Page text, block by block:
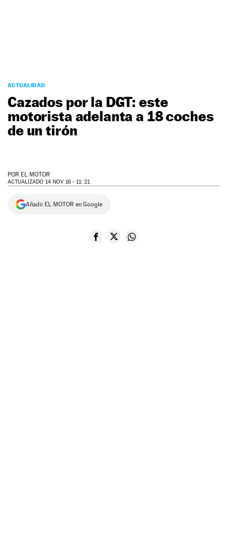
ACTUALIDAD
Cazados por la DGT: este
motorista adelanta a 18 coches
de un tirón
POR EL MOTOR
ACTUALIZADO 14 NOV 16 - 11: 21
Añadir EL MOTOR en Google